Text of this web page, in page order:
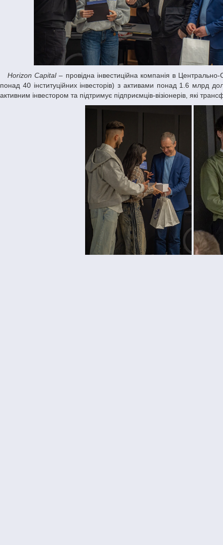
Horizon Capital– провідна інвестиційна компанія в
понад 40 інституційних інвесторів) з активами понад 1.6 млрд
активним інвестором та підтримує підприємців-візіонерів, які